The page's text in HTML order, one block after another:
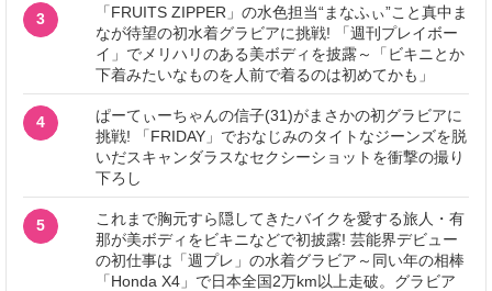
3
「FRUITS ZIPPER」の水色担当“まなふぃ”こと真中ま
なが待望の初水着グラビアに挑戦! 「週刊プレイボー
イ」でメリハリのある美ボディを披露～「ビキニとか
下着みたいなものを人前で着るのは初めてかも」
4
ぱーてぃーちゃんの信子(31)がまさかの初グラビアに
挑戦! 「FRIDAY」でおなじみのタイトなジーンズを脱
いだスキャンダラスなセクシーショットを衝撃の撮り
下ろし
5
これまで胸元すら隠してきたバイクを愛する旅人・有
那が美ボディをビキニなどで初披露! 芸能界デビュー
の初仕事は「週プレ」の水着グラビア～同い年の相棒
「Honda X4」で日本全国2万km以上走破。グラビア